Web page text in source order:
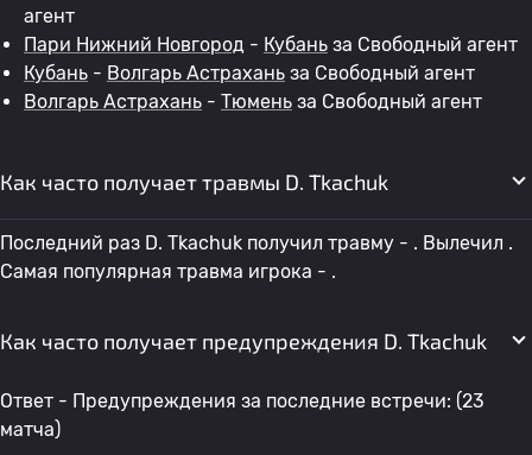
агент
Пари Нижний Новгород - Кубань за Свободный агент
Кубань - Волгарь Астрахань за Свободный агент
Волгарь Астрахань - Тюмень за Свободный агент
Как часто получает травмы D. Tkachuk
Последний раз D. Tkachuk получил травму - . Вылечил .
Самая популярная травма игрока - .
Как часто получает предупреждения D. Tkachuk
Ответ - Предупреждения за последние встречи: (23
матча)